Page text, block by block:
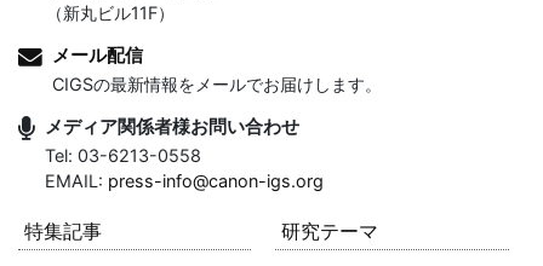
（新丸ビル11F）
メール配信
CIGSの最新情報をメールでお届けします。
メディア関係者様お問い合わせ
Tel: 03-6213-0558
EMAIL: press-info@canon-igs.org
特集記事 研究テーマ